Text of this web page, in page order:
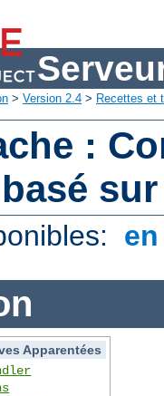
> Version 2.4 > Recettes et
:
sur
Apparentées